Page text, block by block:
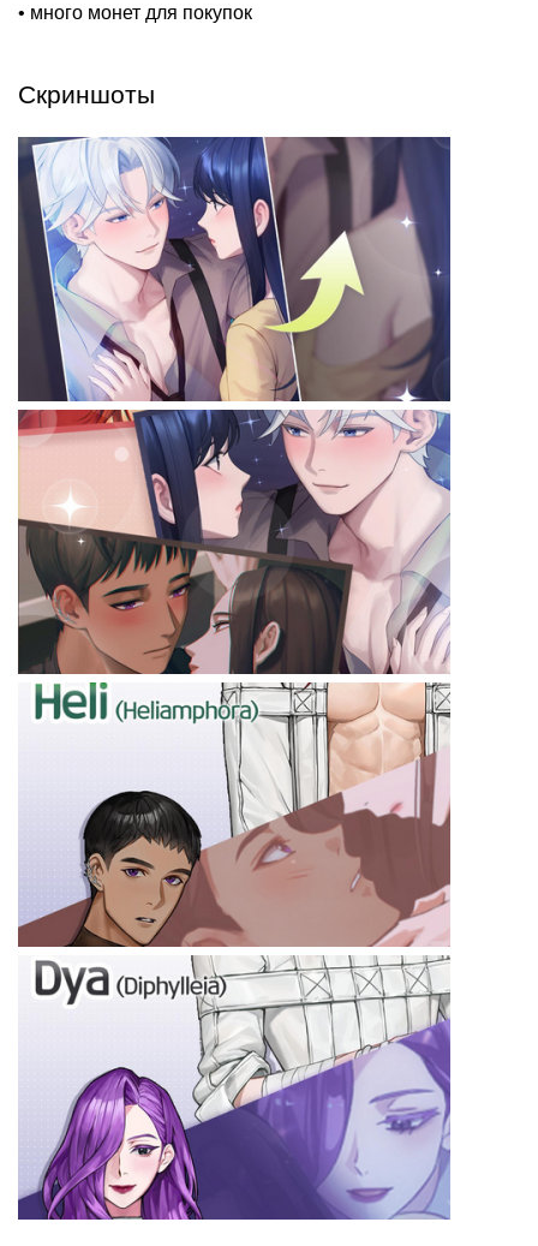
• много монет для покупок
Скриншоты